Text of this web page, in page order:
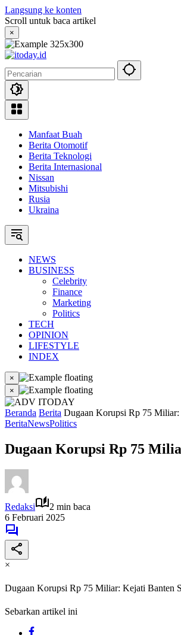
Langsung ke konten
Scroll untuk baca artikel
×
Manfaat Buah
Berita Otomotif
Berita Teknologi
Berita Internasional
Nissan
Mitsubishi
Rusia
Ukraina
NEWS
BUSINESS
Celebrity
Finance
Marketing
Politics
TECH
OPINION
LIFESTYLE
INDEX
×
×
Beranda Berita Dugaan Korupsi Rp 75 Miliar:
BeritaNewsPolitics
Dugaan Korupsi Rp 75
Redaksi
2 min baca
6 Februari 2025
×
Dugaan Korupsi Rp 75 Miliar: Kejati Banten
Sebarkan artikel ini